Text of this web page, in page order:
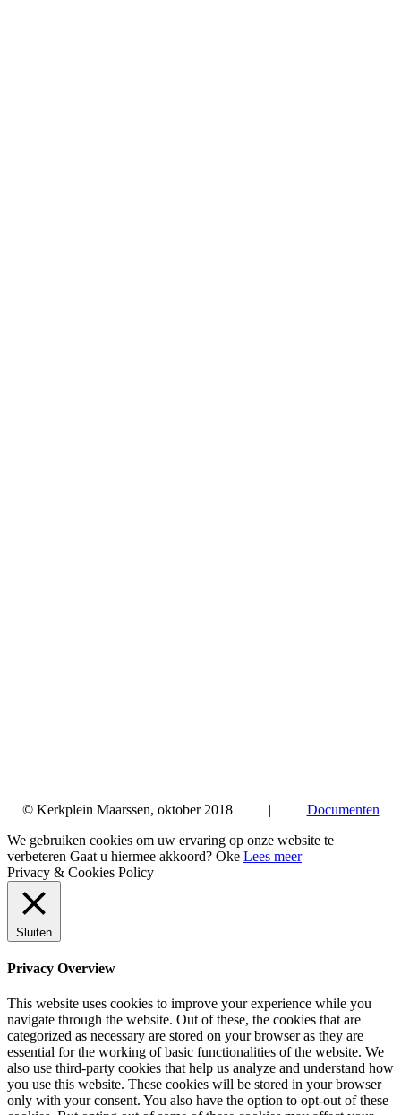
© Kerkplein Maarssen, oktober 2018 | Documenten
We gebruiken cookies om uw ervaring op onze website te
verbeteren Gaat u hiermee akkoord? Oke Lees meer
Privacy & Cookies Policy
Sluiten
Privacy Overview
This website uses cookies to improve your experience while you
navigate through the website. Out of these, the cookies that are
categorized as necessary are stored on your browser as they are
essential for the working of basic functionalities of the website. We
also use third-party cookies that help us analyze and understand how
you use this website. These cookies will be stored in your browser
only with your consent. You also have the option to opt-out of these